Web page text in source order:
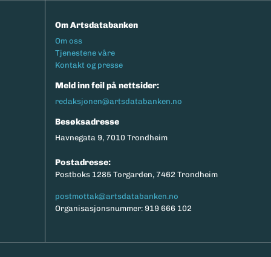
Om Artsdatabanken
Footermeny
Om oss
Tjenestene våre
Kontakt og presse
Meld inn feil på nettsider:
redaksjonen@artsdatabanken.no
Besøksadresse
Havnegata 9, 7010 Trondheim
Postadresse:
Postboks 1285 Torgarden, 7462 Trondheim
postmottak@artsdatabanken.no
Organisasjonsnummer: 919 666 102